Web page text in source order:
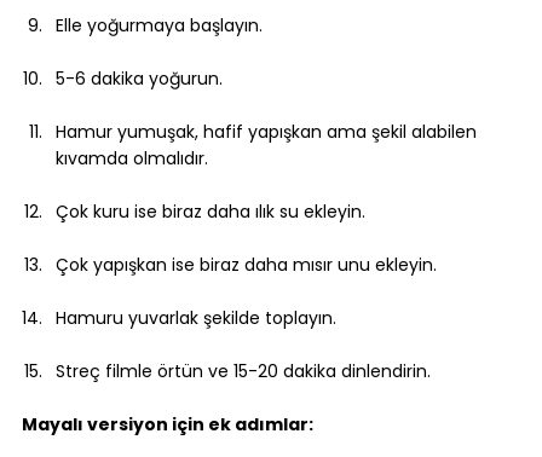
Elle yoğurmaya başlayın.
5-6 dakika yoğurun.
Hamur yumuşak, hafif yapışkan ama şekil alabilen
kıvamda olmalıdır.
Çok kuru ise biraz daha ılık su ekleyin.
Çok yapışkan ise biraz daha mısır unu ekleyin.
Hamuru yuvarlak şekilde toplayın.
Streç filmle örtün ve 15-20 dakika dinlendirin.
Mayalı versiyon için ek adımlar: